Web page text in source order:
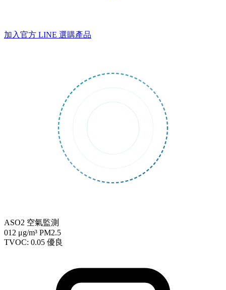
加入官方 LINE 選購產品
ASO2 空氣監測
012 μg/m³ PM2.5
TVOC: 0.05 優良